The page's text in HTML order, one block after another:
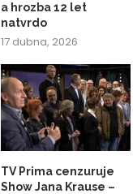
a hrozba 12 let
natvrdo
17 dubna, 2026
TV Prima cenzuruje
Show Jana Krause –